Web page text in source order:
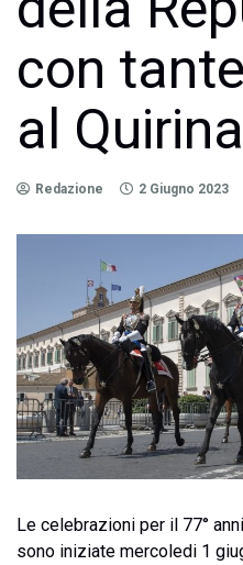
con
al
Redazione 2 Giugno 2023
Le celebrazioni per il 77°
sono iniziate mercoledi 1